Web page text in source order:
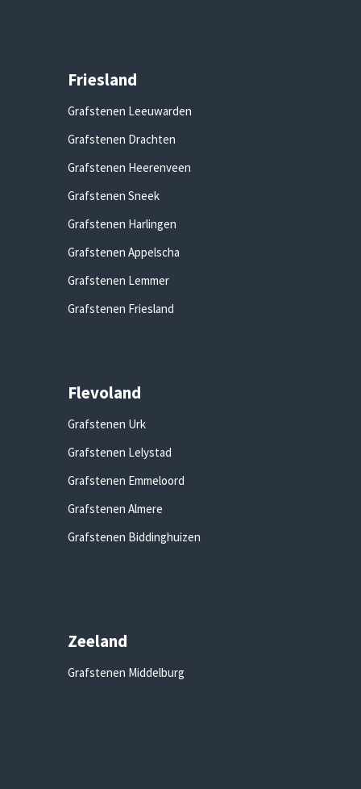
Friesland
Grafstenen Leeuwarden
Grafstenen Drachten
Grafstenen Heerenveen
Grafstenen Sneek
Grafstenen Harlingen
Grafstenen Appelscha
Grafstenen Lemmer
Grafstenen Friesland
Flevoland
Grafstenen Urk
Grafstenen Lelystad
Grafstenen Emmeloord
Grafstenen Almere
Grafstenen Biddinghuizen
Zeeland
Grafstenen Middelburg